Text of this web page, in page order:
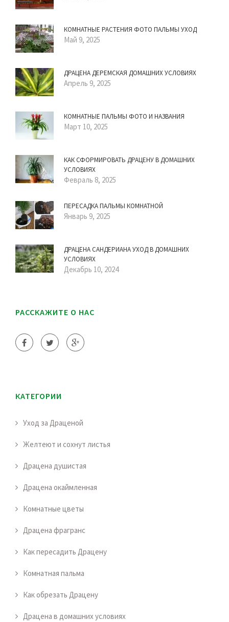
КОМНАТНЫЕ РАСТЕНИЯ ФОТО ПАЛЬМЫ УХОД
Май 9, 2025
ДРАЦЕНА ДЕРЕМСКАЯ ДОМАШНИХ УСЛОВИЯХ
Апрель 9, 2025
КОМНАТНЫЕ ПАЛЬМЫ ФОТО И НАЗВАНИЯ
Март 10, 2025
КАК СФОРМИРОВАТЬ ДРАЦЕНУ В ДОМАШНИХ
УСЛОВИЯХ
Февраль 8, 2025
ПЕРЕСАДКА ПАЛЬМЫ КОМНАТНОЙ
Январь 9, 2025
ДРАЦЕНА САНДЕРИАНА УХОД В ДОМАШНИХ
УСЛОВИЯХ
Декабрь 10, 2024
РАССКАЖИТЕ О НАС
КАТЕГОРИИ
Уход за Драценой
Желтеют и сохнут листья
Драцена душистая
Драцена окаймленная
Комнатные цветы
Драцена фрагранс
Как пересадить Драцену
Комнатная пальма
Как обрезать Драцену
Драцена в домашних условиях